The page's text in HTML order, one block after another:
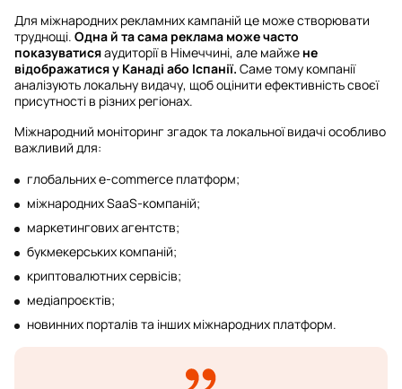
Для міжнародних рекламних кампаній це може створювати
труднощі. Одна й та сама реклама може часто
показуватисяаудиторії в Німеччині, але майже не
відображатися у Канаді або Іспанії. Саме тому компанії
аналізують локальну видачу, щоб оцінити ефективність своєї
присутності в різних регіонах.
Міжнародний моніторинг згадок та локальної видачі особливо
важливий для:
глобальних e-commerce платформ;
міжнародних SaaS-компаній;
маркетингових агентств;
букмекерських компаній;
криптовалютних сервісів;
медіапроєктів;
новинних порталів та інших міжнародних платформ.